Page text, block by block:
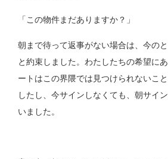
「この物件まだありますか？」
朝まで待って返事がない場合は、今の
と約束しました。わたしたちの希望に
ートはこの界隈では見つけられないこ
したし、今サインしなくても、朝サイ
いました。